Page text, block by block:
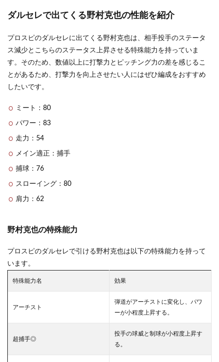
ダルセレで出てくる野村克也の性能を紹介
プロスピのダルセレに出てくる野村克也は、相手投手のステータ
ス減少とこちらのステータス上昇させる特殊能力を持っていま
す。そのため、数値以上に打撃力とピッチング力の差を感じるこ
とがあるため、打撃力を向上させたい人にはぜひ編成をおすすめ
したいです。
ミート：80
パワー：83
走力：54
メイン適正：捕手
捕球：76
スローイング：80
肩力：62
野村克也の特殊能力
プロスピのダルセレで引ける野村克也は以下の特殊能力を持って
います。
特殊能力名 効果
アーチスト
弾道がアーチストに変化し、パワ
ーが小程度上昇する。
超捕手◎
投手の球威と制球が小程度上昇す
る。